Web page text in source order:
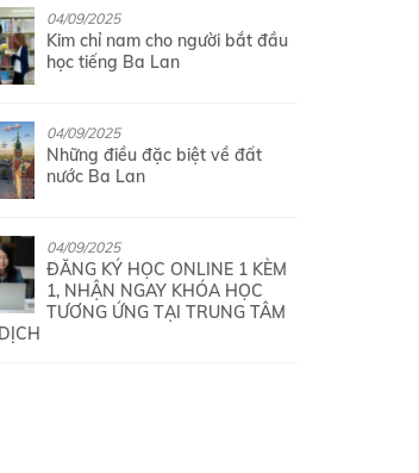
04/09/2025
Kim chỉ nam cho người bắt đầu
học tiếng Ba Lan
04/09/2025
Những điều đặc biệt về đất
nước Ba Lan
04/09/2025
ĐĂNG KÝ HỌC ONLINE 1 KÈM
1, NHẬN NGAY KHÓA HỌC
TƯƠNG ỨNG TẠI TRUNG TÂM